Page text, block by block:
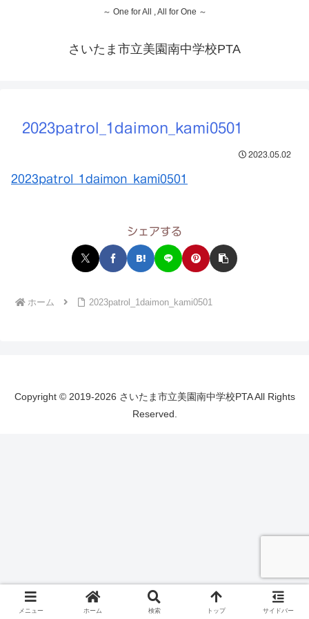
～ One for All , All for One ～
さいたま市立美園南中学校PTA
2023patrol_1daimon_kami0501
2023.05.02
2023patrol_1daimon_kami0501
シェアする
ホーム 2023patrol_1daimon_kami0501
Copyright © 2019-2026 さいたま市立美園南中学校PTA All Rights
Reserved.
メニュー ホーム 検索 トップ サイドバー